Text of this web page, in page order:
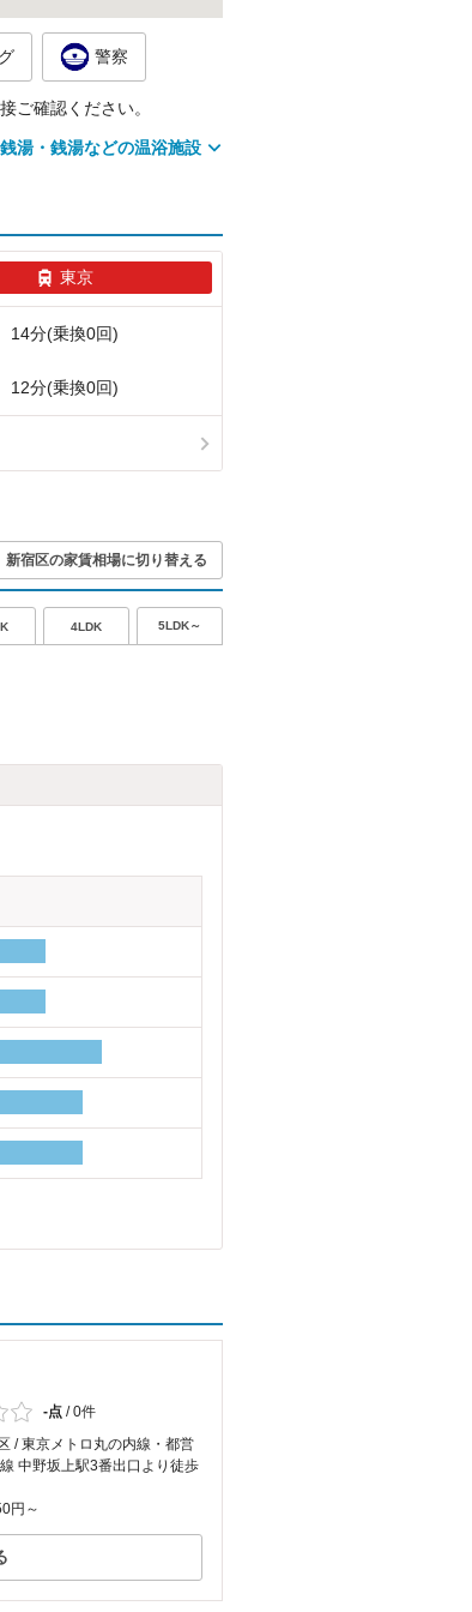
警察
ご確認ください。
湯・銭湯などの温浴施設
東京
14分(乗換0回)
12分(乗換0回)
新宿区の家賃相場に切り替える
4LDK 5LDK～
-点 /0件
/ 東京メトロ丸の内線・都営
中野坂上駅3番出口より徒歩
円～